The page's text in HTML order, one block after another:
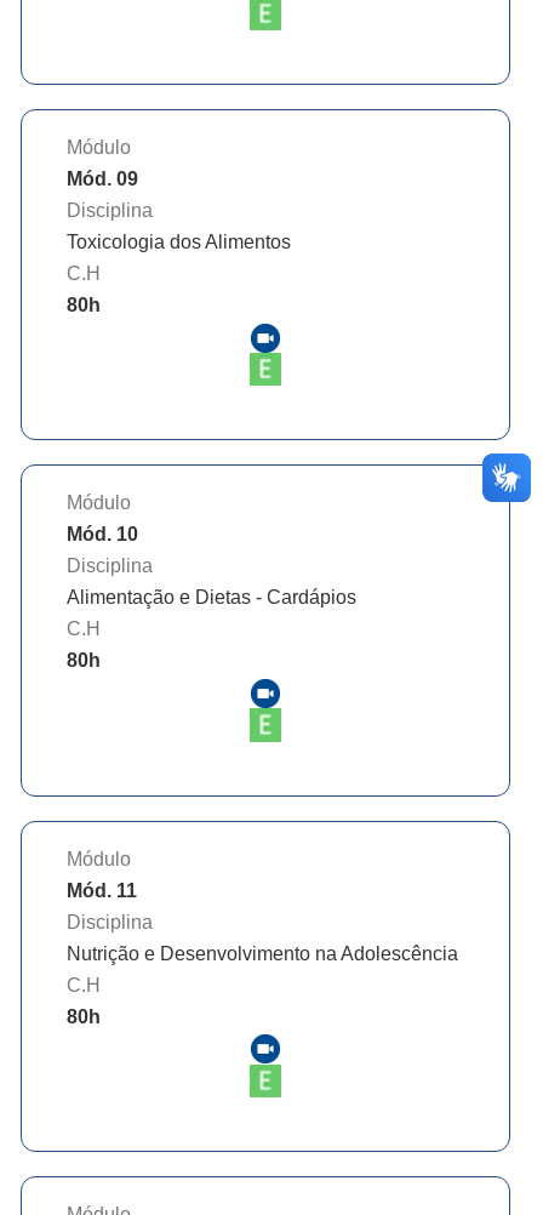
Módulo
Mód. 09
Disciplina
Toxicologia dos Alimentos
C.H
80h
Módulo
Mód. 10
Disciplina
Alimentação e Dietas - Cardápios
C.H
80h
Módulo
Mód. 11
Disciplina
Nutrição e Desenvolvimento na Adolescência
C.H
80h